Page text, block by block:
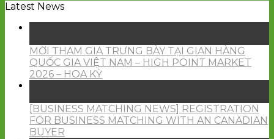
Latest News
MỜI THAM GIA TRƯNG BÀY TẠI GIAN HÀNG
QUỐC GIA VIỆT NAM – HIGH POINT MARKET
2026 – HOA KỲ
[BUSINESS MATCHING NEWS] REGISTRATION
FOR BUSINESS MATCHING WITH AN CANADIAN
BUYER